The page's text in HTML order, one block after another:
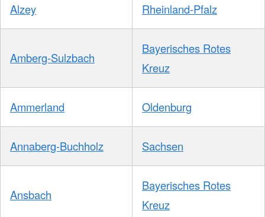
Alzey Rheinland-Pfalz
Amberg-Sulzbach
Bayerisches Rotes
Kreuz
Ammerland Oldenburg
Annaberg-Buchholz Sachsen
Ansbach
Bayerisches Rotes
Kreuz